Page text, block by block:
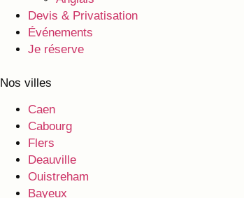
Devis & Privatisation
Événements
Je réserve
Nos villes
Caen
Cabourg
Flers
Deauville
Ouistreham
Bayeux